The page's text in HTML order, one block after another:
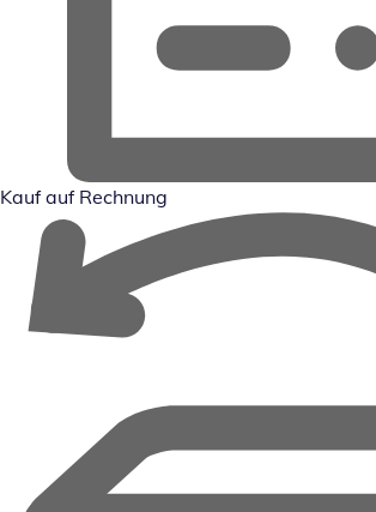
Kauf auf Rechnung